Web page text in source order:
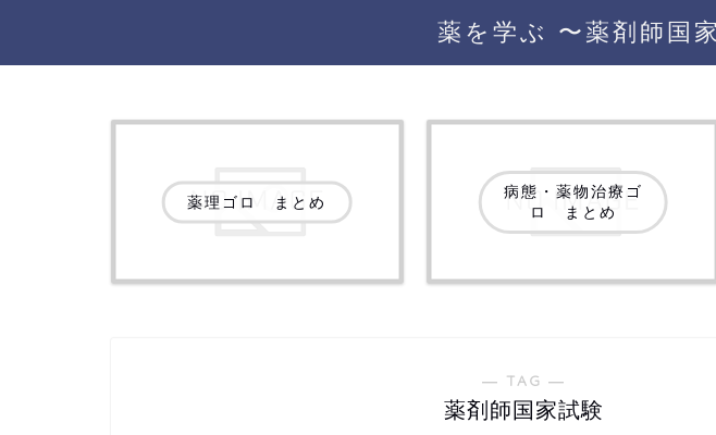
薬を学ぶ 〜薬剤師国
薬理ゴロ まとめ
病態・薬物治療ゴ
ロ まとめ
― TAG ―
薬剤師国家試験